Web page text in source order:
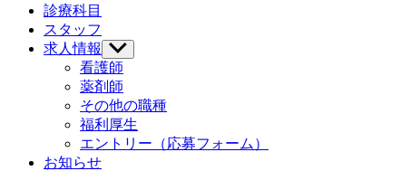
診療科目
スタッフ
求人情報
サ
ブ
メ
ニ
ュ
ー
を
看護師
薬剤師
その他の職種
福利厚生
エントリー（応募フォーム）
お知らせ